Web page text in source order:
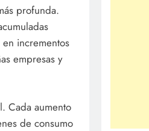
profunda.
incrementos
empresas y
Cada aumento
de consumo